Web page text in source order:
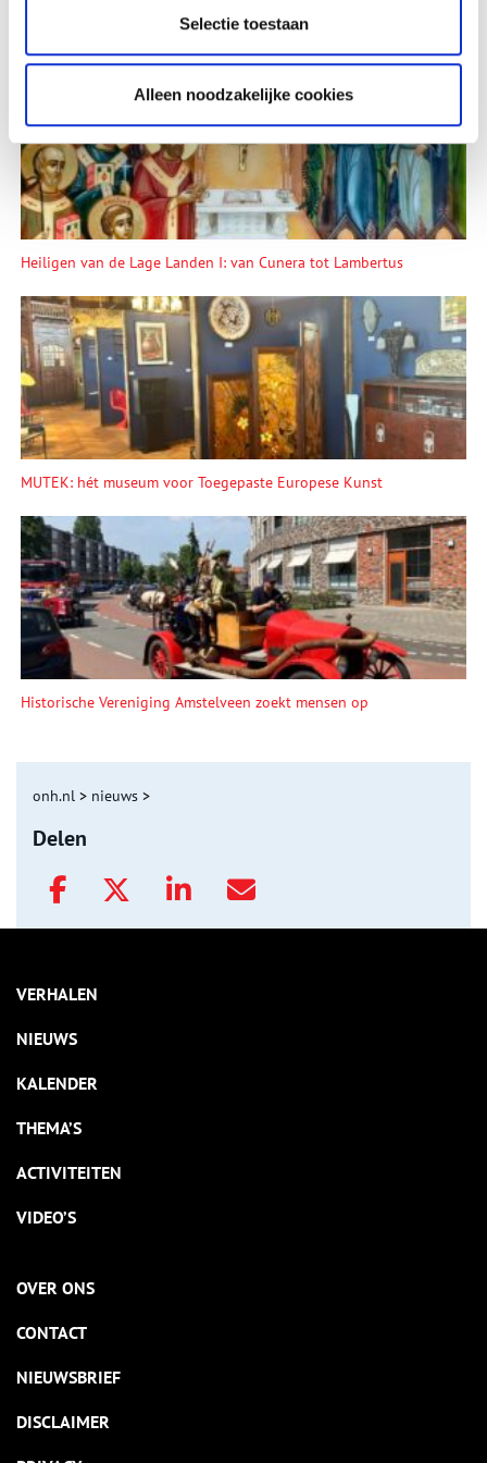
Selectie toestaan
Alleen noodzakelijke cookies
Lees meer verhalen
Heiligen van de Lage Landen I: van Cunera tot Lambertus
MUTEK: hét museum voor Toegepaste Europese Kunst
Historische Vereniging Amstelveen zoekt mensen op
onh.nl > nieuws >
Delen
VERHALEN
NIEUWS
KALENDER
THEMA’S
ACTIVITEITEN
VIDEO’S
OVER ONS
CONTACT
NIEUWSBRIEF
DISCLAIMER